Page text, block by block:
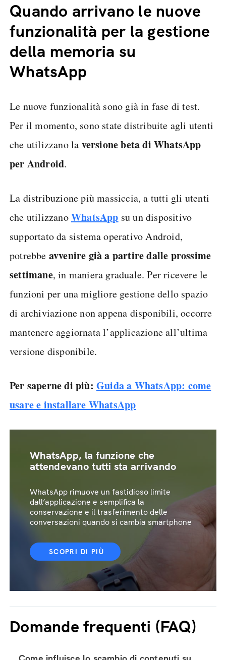
Quando arrivano le nuove
funzionalità per la gestione
della memoria su
WhatsApp
Le nuove funzionalità sono già in fase di test.
Per il momento, sono state distribuite agli utenti
che utilizzano la versione beta di WhatsApp
per Android.
La distribuzione più massiccia, a tutti gli utenti
che utilizzanoWhatsApp su un dispositivo
supportato da sistema operativo Android,
potrebbe avvenire già a partire dalle prossime
settimane, in maniera graduale. Per ricevere le
funzioni per una migliore gestione dello spazio
di archiviazione non appena disponibili, occorre
mantenere aggiornata l’applicazione all’ultima
versione disponibile.
Per saperne di più: Guida a WhatsApp: come
usare e installare WhatsApp
WhatsApp, la funzione che
attendevano tutti sta arrivando
WhatsApp rimuove un fastidioso limite
dall’applicazione e semplifica la
conservazione e il trasferimento delle
conversazioni quando si cambia smartphone
SCOPRI DI PIÙ
Domande frequenti (FAQ)